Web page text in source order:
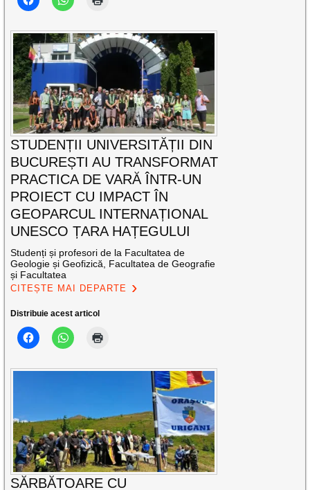
STUDENȚII UNIVERSITĂȚII DIN
BUCUREȘTI AU TRANSFORMAT
PRACTICA DE VARĂ ÎNTR-UN
PROIECT CU IMPACT ÎN
GEOPARCUL INTERNAȚIONAL
UNESCO ȚARA HAȚEGULUI
Studenți și profesori de la Facultatea de
Geologie și Geofizică, Facultatea de Geografie
și Facultatea
CITEȘTE MAI DEPARTE
Distribuie acest articol
SĂRBĂTOARE CU